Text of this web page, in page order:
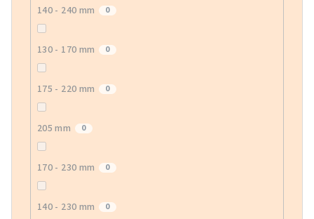
140 - 240 mm 0
130 - 170 mm 0
175 - 220 mm 0
205 mm 0
170 - 230 mm 0
140 - 230 mm 0